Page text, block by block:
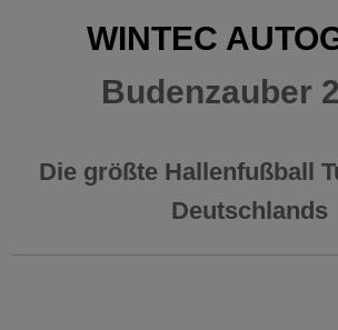
WINTEC
Budenzauber
Die größte Hallenfußball
Deutschlands